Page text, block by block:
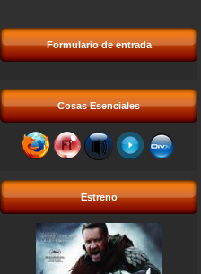
Formulario de entrada
Cosas Esenciales
Estreno